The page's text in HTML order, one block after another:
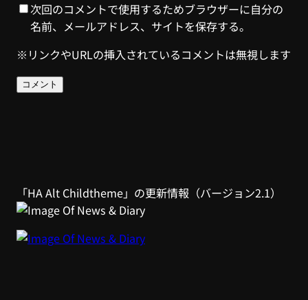
次回のコメントで使用するためブラウザーに自分の
名前、メールアドレス、サイトを保存する。
※リンクやURLの挿入されているコメントは無視します
「HA Alt Childtheme」の更新情報（バージョン2.1）